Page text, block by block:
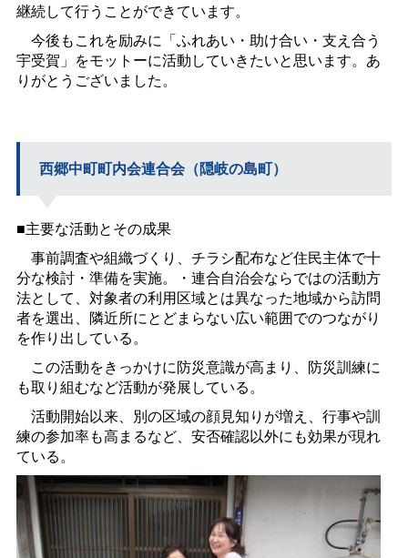
継続して行うことができています。
今後もこれを励みに「ふれあい・助け合い・支え合う
宇受賀」をモットーに活動していきたいと思います。あ
りがとうございました。
西郷中町町内会連合会（隠岐の島町）
■主要な活動とその成果
事前調査や組織づくり、チラシ配布など住民主体で十
分な検討・準備を実施。・連合自治会ならではの活動方
法として、対象者の利用区域とは異なった地域から訪問
者を選出、隣近所にとどまらない広い範囲でのつながり
を作り出している。
この活動をきっかけに防災意識が高まり、防災訓練に
も取り組むなど活動が発展している。
活動開始以来、別の区域の顔見知りが増え、行事や訓
練の参加率も高まるなど、安否確認以外にも効果が現れ
ている。